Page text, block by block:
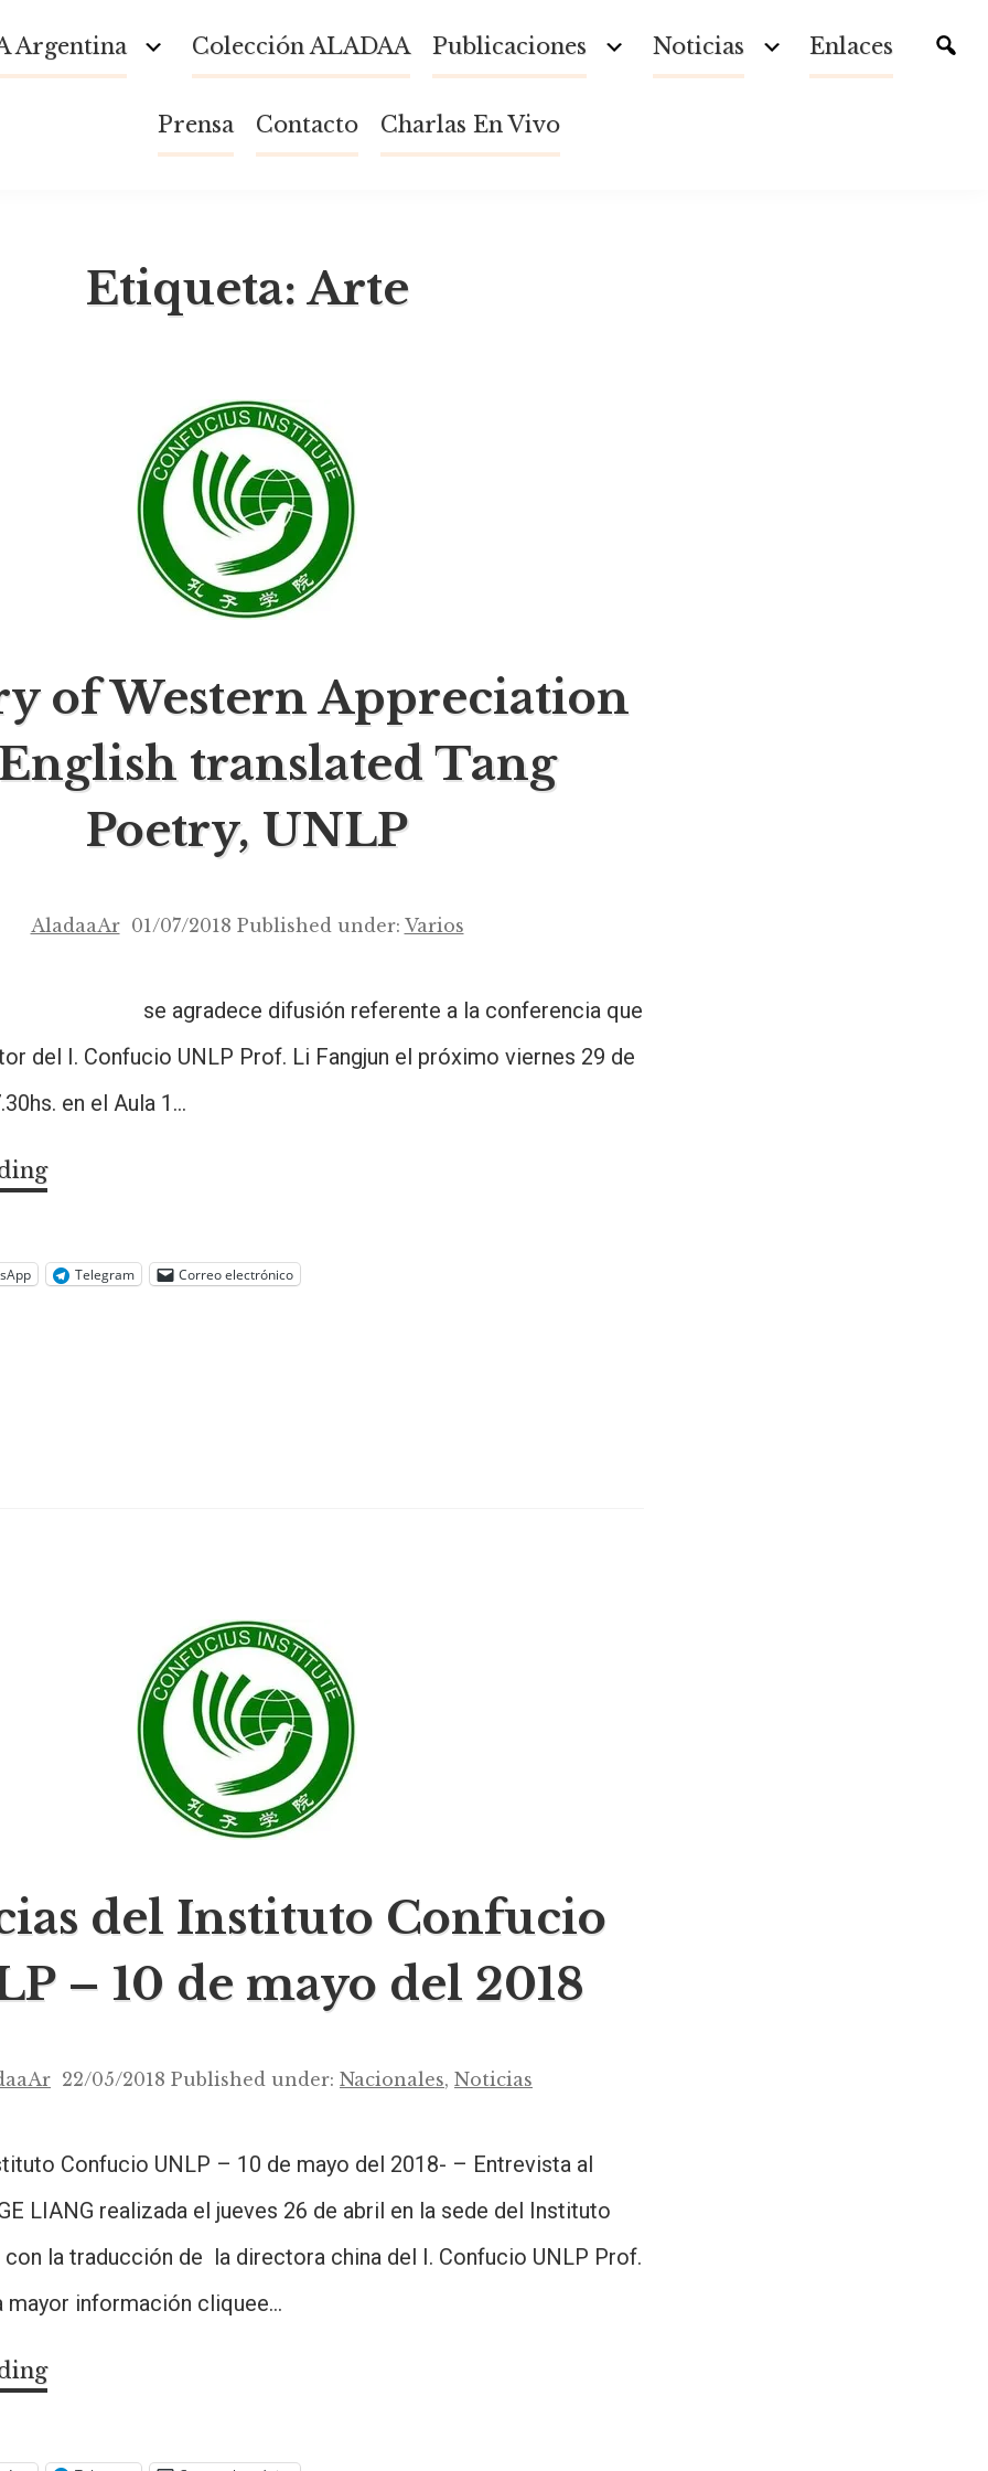
Argentina Toggle Child Menu
Colección ALADAA Publicaciones Toggle Child Menu
Noticias Toggle Child Menu
Enlaces
Prensa Contacto Charlas En Vivo
Etiqueta: Arte
of Western Appreciation
translated Tang
Poetry, UNLP
AladaaAr 01/07/2018 Published under: Varios
se agradece difusión referente a la conferencia que
del I. Confucio UNLP Prof. Li Fangjun el próximo viernes 29 de
en el Aula 1…
History
Appreciation
Telegram Correo electrónico
del Instituto Confucio
– 10 de mayo del 2018
22/05/2018 Published under: Nacionales, Noticias
Confucio UNLP – 10 de mayo del 2018- – Entrevista al
LIANG realizada el jueves 26 de abril en la sede del Instituto
la traducción de la directora china del I. Confucio UNLP Prof.
mayor información cliquee…
Noticias